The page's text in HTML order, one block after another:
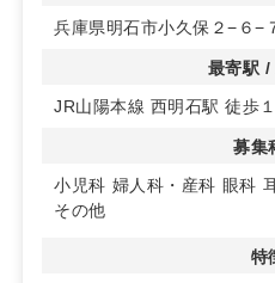
3階には皮膚科、4階には精
隣には地域で評判の歯科医
高めることができます。
◆駐車場完備で利便性向上
敷地内には14台分の駐車ス
の来院も便利です。患者様
兵庫県明石市小久保２−６−
最寄駅 /
JR山陽本線 西明石駅 徒歩
募集
小児科 婦人科・産科 眼科
その他
特